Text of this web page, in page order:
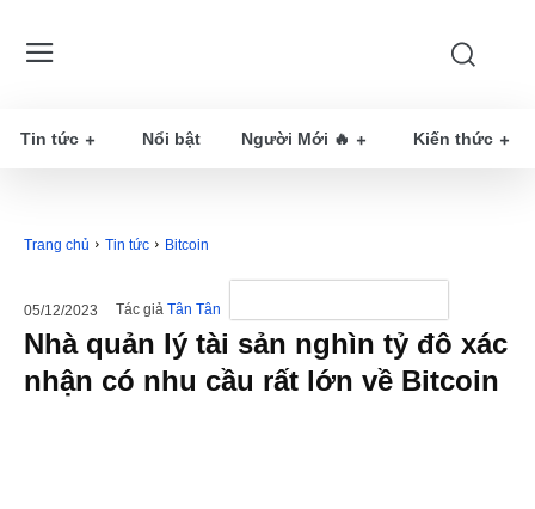
Tin tức Nổi bật Người Mới 🔥 Kiến thức
Trang chủ Tin tức Bitcoin
05/12/2023 Tác giả Tân Tân
Nhà quản lý tài sản nghìn tỷ đô xác
nhận có nhu cầu rất lớn về Bitcoin